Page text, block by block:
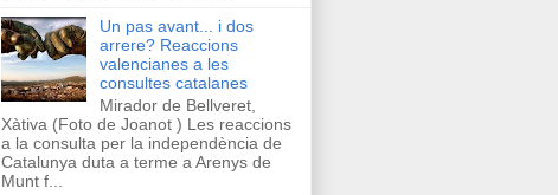
Un pas avant... i dos
arrere? Reaccions
valencianes a les
consultes catalanes
Mirador de Bellveret,
Xàtiva (Foto de Joanot ) Les reaccions
a la consulta per la independència de
Catalunya duta a terme a Arenys de
Munt f...